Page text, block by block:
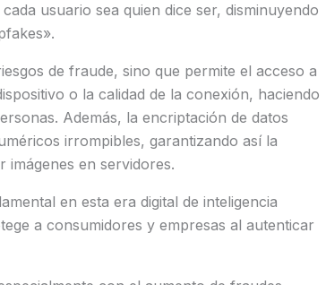
usuario sea quien dice ser, disminuyendo
de fraude, sino que permite el acceso a
o la calidad de la conexión, haciendo
Además, la encriptación de datos
irrompibles, garantizando así la
imágenes en servidores.
en esta era digital de inteligencia
a consumidores y empresas al autenticar